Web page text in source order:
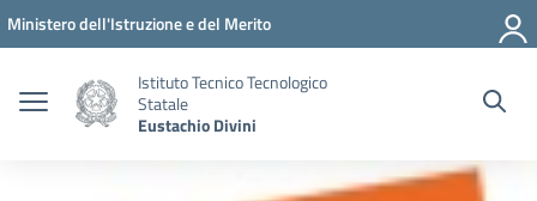
Vai ai contenuti
Vai al menu di navigazione
Vai al footer
Ministero dell'Istruzione e del Merito
Istituto Tecnico Tecnologico
Statale
Eustachio Divini